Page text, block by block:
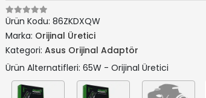
Ürün Kodu: 86ZKDXQW
Marka: Orijinal Üretici
Kategori: Asus Orijinal Adaptör
Ürün Alternatifleri: 65W - Orijinal Üretici